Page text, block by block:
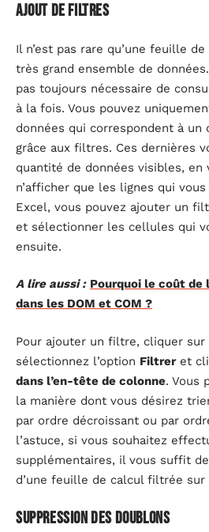
Ajout de filtres
Il n’est pas rare qu’une feuille
très grand ensemble de
pas toujours nécessaire de
à la fois. Vous pouvez
données qui correspondent à un
grâce aux filtres. Ces dernières
quantité de données visibles, en
n’afficher que les lignes qui
Excel, vous pouvez ajouter un
et sélectionner les cellules qui
ensuite.
A lire aussi : Pourquoi le coût
dans les DOM et COM ?
Pour ajouter un filtre, cliquer sur
sélectionnez l’option Filtreret
dans l’en-tête de colonne. Vous
la manière dont vous désirez
par ordre décroissant ou par
l’astuce, si vous souhaitez
supplémentaires, il vous suffit
d’une feuille de calcul filtrée sur
Suppression des doublons